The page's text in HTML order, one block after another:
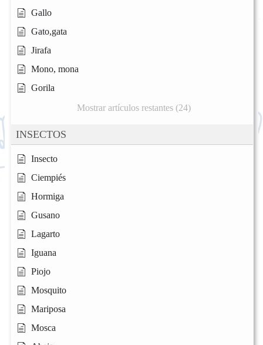
Gallo
Gato,gata
Jirafa
Mono, mona
Gorila
Mostrar artículos restantes (24)
INSECTOS
Insecto
Ciempiés
Hormiga
Gusano
Lagarto
Iguana
Piojo
Mosquito
Mariposa
Mosca